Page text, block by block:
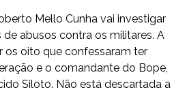
Mello Cunha vai investigar
de abusos contra os militares. A
os oito que confessaram ter
e o comandante do Bope,
Siloto. Não está descartada a